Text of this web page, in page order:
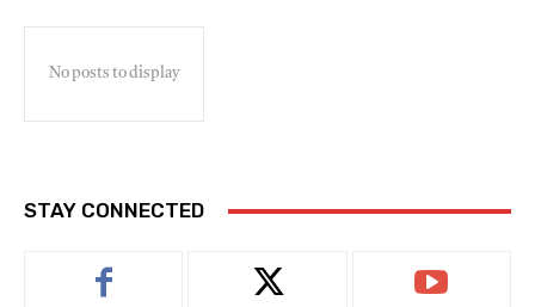
No posts to display
STAY CONNECTED